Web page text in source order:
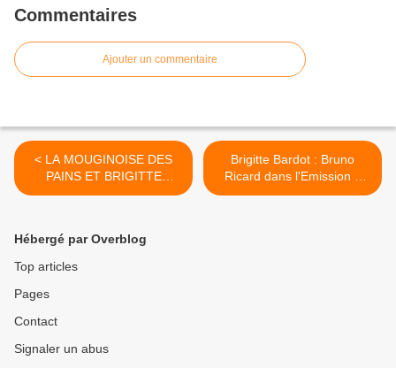
Commentaires
Ajouter un commentaire
< LA MOUGINOISE DES
PAINS ET BRIGITTE
BARDOT REUNIS POUR
Brigitte Bardot : Bruno
Ricard dans l'Emission à
Radio Ambroise Paré... >
Hébergé par Overblog
Top articles
Pages
Contact
Signaler un abus